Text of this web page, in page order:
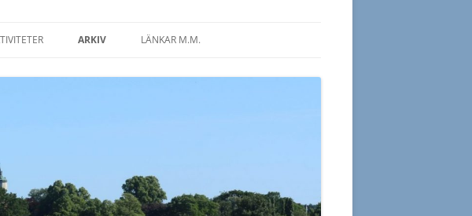
ARKIV
VÅRENS PROGRAM 2024
LÄNKAR M.M.
SLÄKTFORSKNING